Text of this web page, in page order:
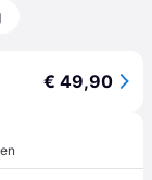
€ 49,90